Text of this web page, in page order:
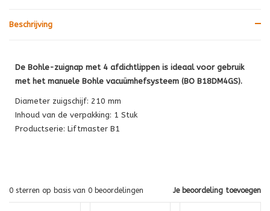
Beschrijving
De Bohle-zuignap met 4 afdichtlippen is ideaal voor gebruik
met het manuele Bohle vacuümhefsysteem (BO B18DM4GS).
Diameter zuigschijf: 210 mm
Inhoud van de verpakking: 1 Stuk
Productserie: Liftmaster B1
Je beoordeling toevoegen
0 sterren op basis van 0 beoordelingen